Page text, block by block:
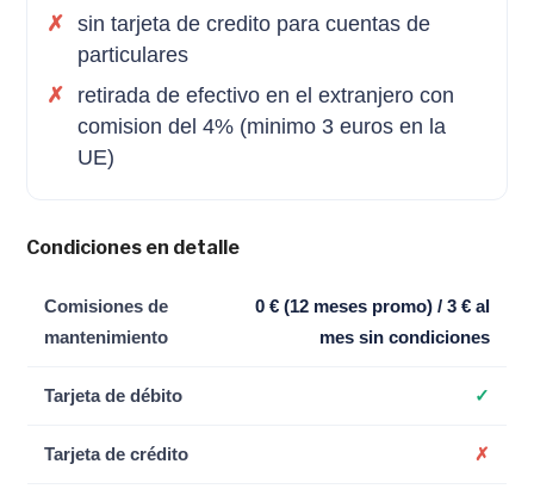
sin tarjeta de credito para cuentas de
particulares
retirada de efectivo en el extranjero con
comision del 4% (minimo 3 euros en la
UE)
Condiciones en detalle
Comisiones de
mantenimiento
0 € (12 meses promo) / 3 € al
mes sin condiciones
Tarjeta de débito ✓
Tarjeta de crédito ✗